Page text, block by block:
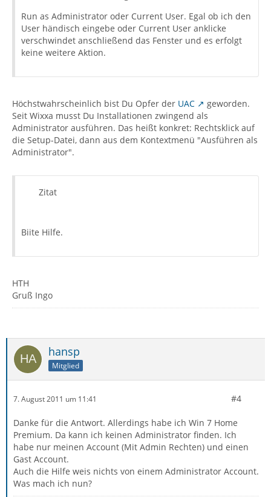
Run as Administrator oder Current User. Egal ob ich den
User händisch eingebe oder Current User anklicke
verschwindet anschließend das Fenster und es erfolgt
keine weitere Aktion.
Höchstwahrscheinlich bist Du Opfer der UAC
geworden.
Seit Wixxa musst Du Installationen zwingend als
Administrator ausführen. Das heißt konkret: Rechtsklick auf
die Setup-Datei, dann aus dem Kontextmenü "Ausführen als
Administrator".
Zitat
Biite Hilfe.
HTH
Gruß Ingo
hansp
Mitglied
7. August 2011 um 11:41 #4
Danke für die Antwort. Allerdings habe ich Win 7 Home
Premium. Da kann ich keinen Administrator finden. Ich
habe nur meinen Account (Mit Admin Rechten) und einen
Gast Account.
Auch die Hilfe weis nichts von einem Administrator Account.
Was mach ich nun?